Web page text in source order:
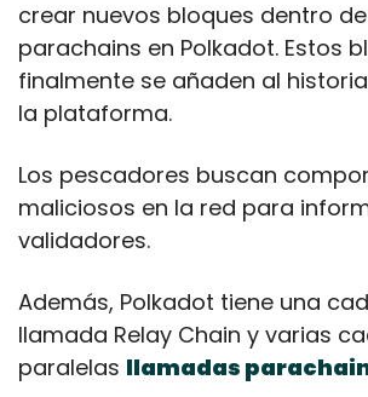
crear nuevos bloques dentro
parachains en Polkadot. Estos
finalmente se añaden al
la plataforma.
Los pescadores buscan
maliciosos en la red para
validadores.
Además, Polkadot tiene una
llamada Relay Chain y varias
paralelas llamadas